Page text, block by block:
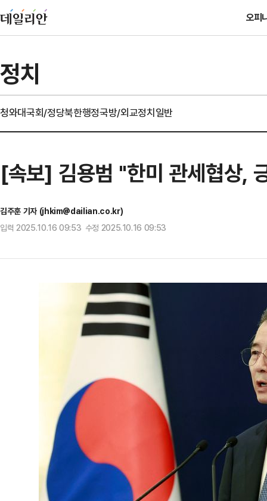
오피
정치
청와대국회/정당북한행정국방/외교정치일반
[속보] 김용범 "한미 관세협상,
김주훈 기자 (jhkim@dailian.co.kr)
입력 2025.10.16 09:53 수정 2025.10.16 09:53